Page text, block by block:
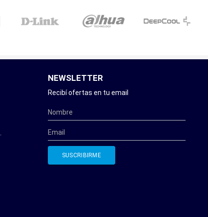
NEWSLETTER
Recibí ofertas en tu email